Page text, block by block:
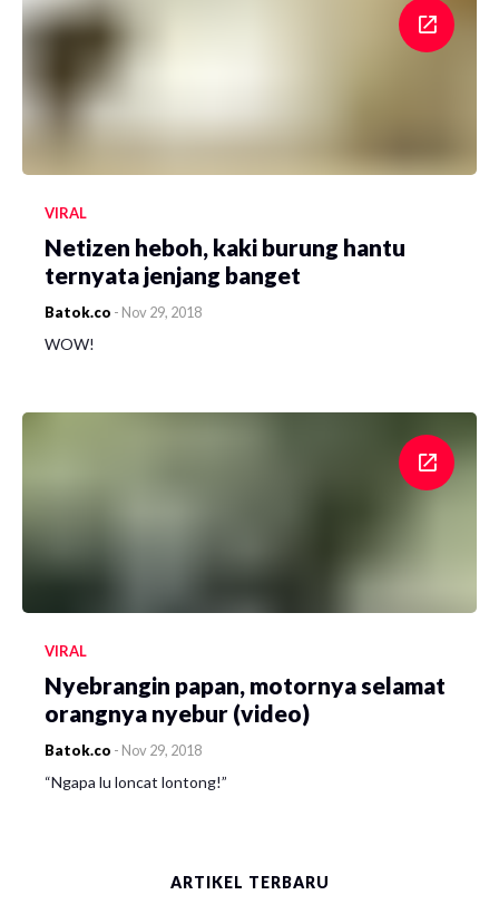
VIRAL
Netizen heboh, kaki burung hantu
ternyata jenjang banget
Batok.co - Nov 29, 2018
WOW!
VIRAL
Nyebrangin papan, motornya selamat
orangnya nyebur (video)
Batok.co - Nov 29, 2018
“Ngapa lu loncat lontong!”
ARTIKEL TERBARU